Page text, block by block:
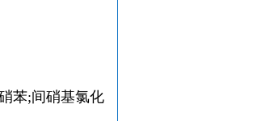
苯;间硝基氯化